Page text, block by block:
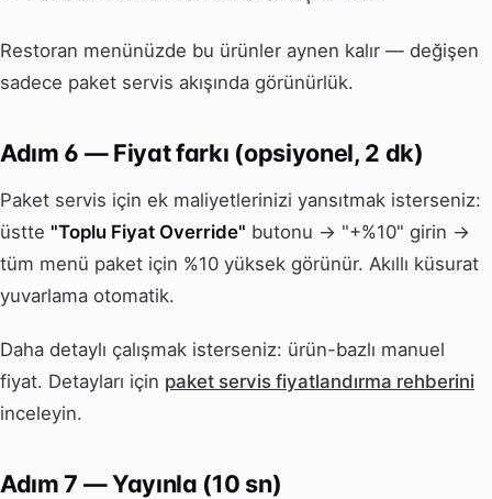
Restoran menünüzde bu ürünler aynen kalır — değişen
sadece paket servis akışında görünürlük.
Adım 6 — Fiyat farkı (opsiyonel, 2 dk)
Paket servis için ek maliyetlerinizi yansıtmak isterseniz:
üstte "Toplu Fiyat Override" butonu → "+%10" girin →
tüm menü paket için %10 yüksek görünür. Akıllı küsurat
yuvarlama otomatik.
Daha detaylı çalışmak isterseniz: ürün-bazlı manuel
fiyat. Detayları için paket servis fiyatlandırma rehberini
inceleyin.
Adım 7 — Yayınla (10 sn)